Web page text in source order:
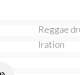
Reggae
Iration